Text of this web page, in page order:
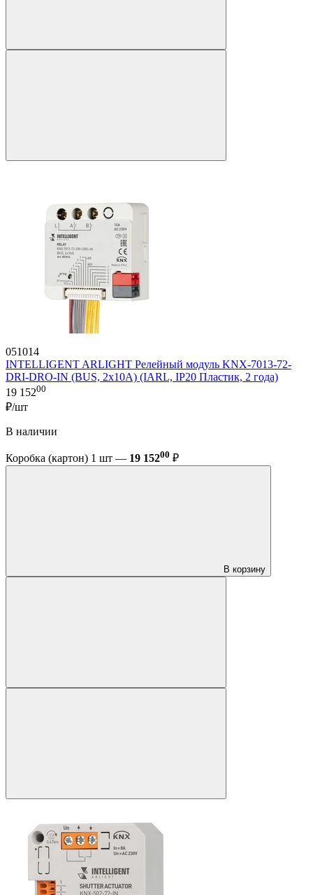
051014
INTELLIGENT ARLIGHT Релейный модуль KNX-7013-72-
DRI-DRO-IN (BUS, 2x10A) (IARL, IP20 Пластик, 2 года)
19 15200
₽/шт
В наличии
Коробка (картон) 1 шт — 19 15200 ₽
В корзину